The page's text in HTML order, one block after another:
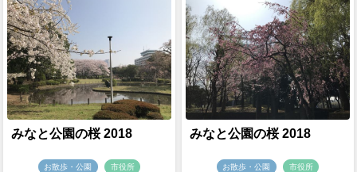
みなと公園の桜 2018
お散歩・公園 市役所
みなと公園の桜 2018
お散歩・公園 市役所